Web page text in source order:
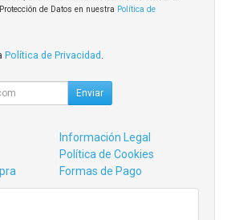
de Datos en nuestra Política de
Política de Privacidad
Enviar
Información Legal
Política de Cookies
Formas de Pago